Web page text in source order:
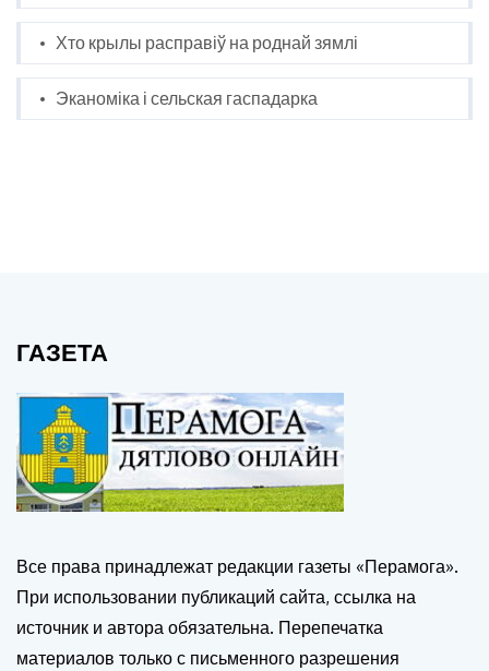
Хто крылы расправіў на роднай зямлі
Эканоміка і сельская гаспадарка
ГАЗЕТА
Все права принадлежат редакции газеты «Перамога».
При использовании публикаций сайта, ссылка на
источник и автора обязательна. Перепечатка
материалов только с письменного разрешения